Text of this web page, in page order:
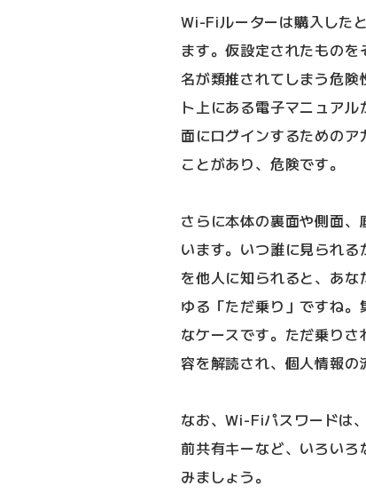
Wi-Fiルーターは購入した
ます。仮設定されたもの
名が類推されてしまう危
ト上にある電子マニュア
面にログインするための
ことがあり、危険です。
さらに本体の裏面や側面
います。いつ誰に見られ
を他人に知られると、あ
ゆる「ただ乗り」ですね
なケースです。ただ乗り
容を解読され、個人情報の
なお、Wi-Fiパスワードは
前共有キーなど、いろい
みましょう。